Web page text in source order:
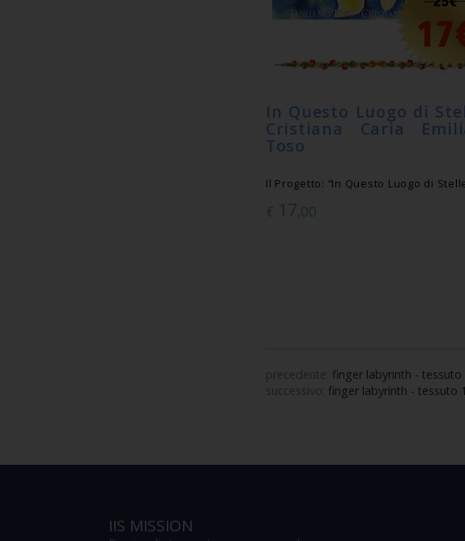
In Questo Luogo di
Cristiana Caria
Toso
Il Progetto: “In Questo Luogo di
€ 17,00
precedente: finger labyrinth - tessuto
successivo: finger labyrinth - tessuto
IIS MISSION